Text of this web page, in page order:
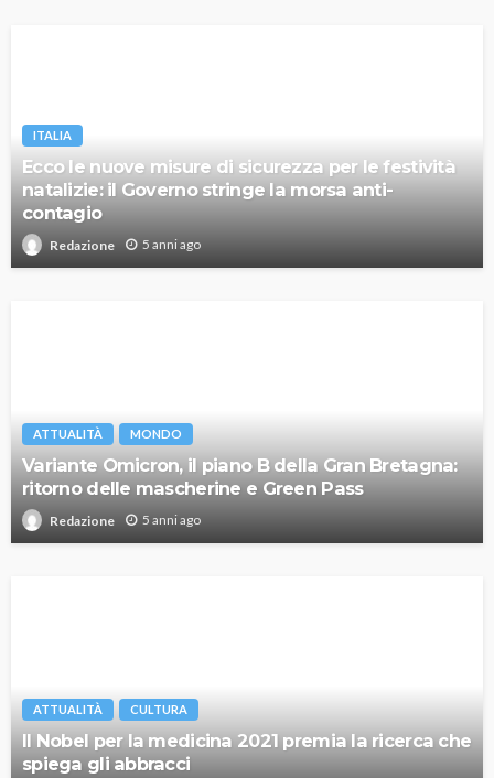
ITALIA
Ecco le nuove misure di sicurezza per le festività
natalizie: il Governo stringe la morsa anti-
contagio
Redazione 5 anni ago
ATTUALITÀ MONDO
Variante Omicron, il piano B della Gran Bretagna:
ritorno delle mascherine e Green Pass
Redazione 5 anni ago
ATTUALITÀ CULTURA
Il Nobel per la medicina 2021 premia la ricerca che
spiega gli abbracci